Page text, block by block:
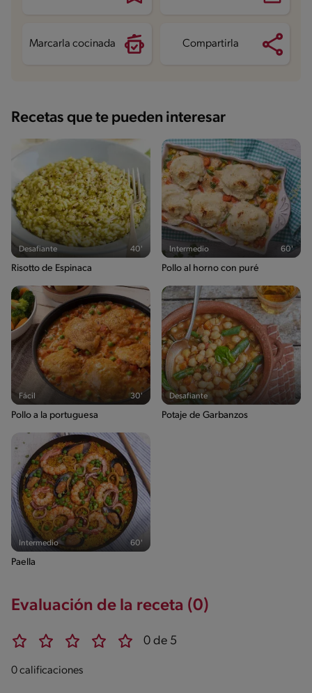
Marcarla cocinada Compartirla
Recetas que te pueden interesar
Desafiante 40'
Risotto de Espinaca
Intermedio 60'
Pollo al horno con puré
Fácil 30'
Pollo a la portuguesa
Desafiante
Potaje de Garbanzos
Intermedio 60'
Paella
Evaluación de la receta (0)
0 de 5
0 calificaciones